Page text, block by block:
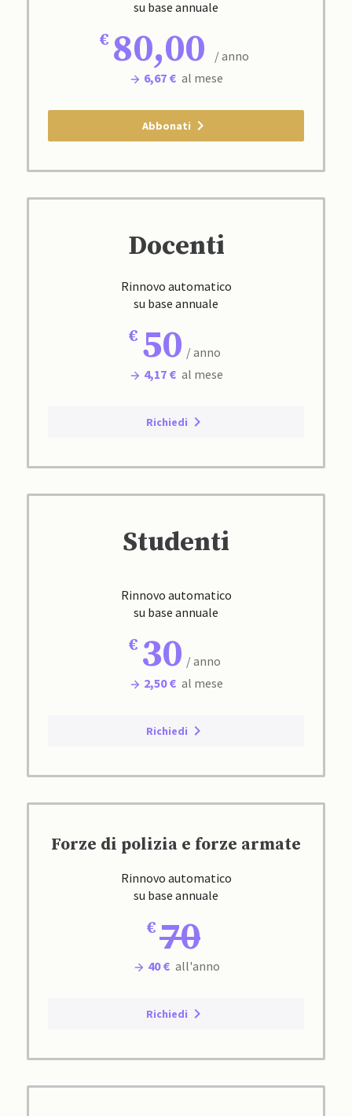
su base annuale
80,00
/ anno
6,67 € al mese
Abbonati
Docenti
Rinnovo automatico
su base annuale
50 / anno
4,17 € al mese
Richiedi
Studenti
Rinnovo automatico
su base annuale
30 / anno
2,50 € al mese
Richiedi
Forze di polizia e forze armate
Rinnovo automatico
su base annuale
70
40 € all'anno
Richiedi